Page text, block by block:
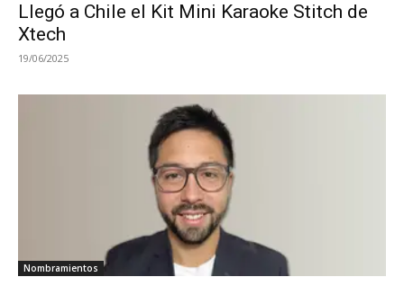
Llegó a Chile el Kit Mini Karaoke Stitch de
Xtech
19/06/2025
Nombramientos